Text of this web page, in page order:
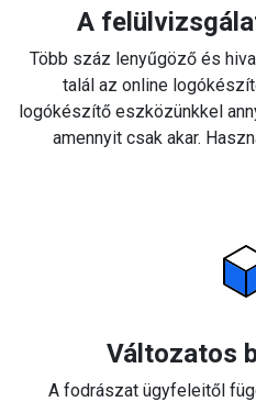
A
Több száz lenyűgöző és
talál az online
logókészítő eszközünkkel
amennyit csak akar.
Változatos
A fodrászat ügyfeleitől